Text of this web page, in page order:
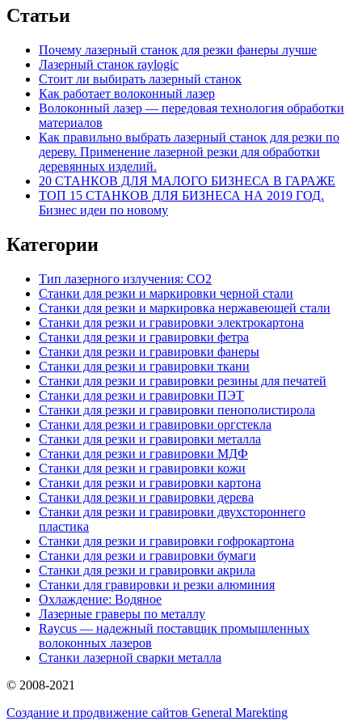
Статьи
Почему лазерный станок для резки фанеры лучше
Лазерный станок raylogic
Стоит ли выбирать лазерный станок
Как работает волоконный лазер
Волоконный лазер — передовая технология обработки
материалов
Как правильно выбрать лазерный станок для резки по
дереву. Применение лазерной резки для обработки
деревянных изделий.
20 СТАНКОВ ДЛЯ МАЛОГО БИЗНЕСА В ГАРАЖЕ
ТОП 15 СТАНКОВ ДЛЯ БИЗНЕСА НА 2019 ГОД.
Бизнес идеи по новому
Категории
Тип лазерного излучения: СО2
Станки для резки и маркировки черной стали
Станки для резки и маркировка нержавеющей стали
Станки для резки и гравировки электрокартона
Станки для резки и гравировки фетра
Станки для резки и гравировки фанеры
Станки для резки и гравировки ткани
Станки для резки и гравировки резины для печатей
Станки для резки и гравировки ПЭТ
Станки для резки и гравировки пенополистирола
Станки для резки и гравировки оргстекла
Станки для резки и гравировки металла
Станки для резки и гравировки МДФ
Станки для резки и гравировки кожи
Станки для резки и гравировки картона
Станки для резки и гравировки дерева
Станки для резки и гравировки двухстороннего
пластика
Станки для резки и гравировки гофрокартона
Станки для резки и гравировки бумаги
Станки для резки и гравировки акрила
Станки для гравировки и резки алюминия
Охлаждение: Водяное
Лазерные граверы по металлу
Raycus — надежный поставщик промышленных
волоконных лазеров
Cтанки лазерной сварки металла
© 2008-2021
Создание и продвижение сайтов General Marekting